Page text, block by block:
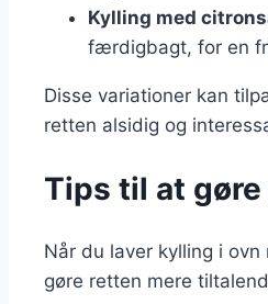
Kylling med
færdigbagt, for en
Disse variationer kan
retten alsidig og
Tips til at
Når du laver kylling i
gøre retten mere